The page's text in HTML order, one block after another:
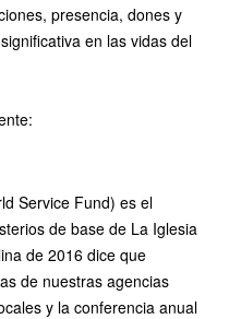
presencia, dones y
en las vidas del
Service Fund) es el
de base de La Iglesia
de 2016 dice que
de nuestras agencias
y la conferencia anual